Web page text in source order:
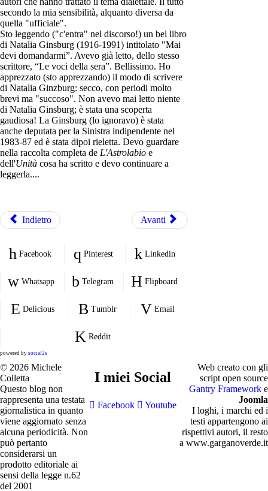
secondo la mia sensibilità, alquanto diversa da
quella "ufficiale".
Sto leggendo ("c'entra" nel discorso!) un bel libro
di Natalia Ginsburg (1916-1991) intitolato "Mai
devi domandarmi”. Avevo già letto, dello stesso
scrittore, “Le voci della sera”. Bellissimo. Ho
apprezzato (sto apprezzando) il modo di scrivere
di Natalia Ginzburg: secco, con periodi molto
brevi ma "succoso". Non avevo mai letto niente
di Natalia Ginsburg; è stata una scoperta
gaudiosa! La Ginsburg (lo ignoravo) è stata
anche deputata per la Sinistra indipendente nel
1983-87 ed è stata dipoi rieletta. Devo guardare
nella raccolta completa de L'Astrolabio e
dell'Unità cosa ha scritto e devo continuare a
leggerla....
Indietro Avanti
Facebook Pinterest Linkedin
Whatsapp Telegram Flipboard
Delicious Tumblr Email
Reddit
powered by social2s
© 2026 Michele
Colletta
Questo blog non
rappresenta una testata
giornalistica in quanto
viene aggiornato senza
alcuna periodicità. Non
può pertanto
considerarsi un
prodotto editoriale ai
sensi della legge n.62
del 2001
I miei Social
Facebook Youtube
Web creato con gli
script open source
Gantry Frameworke
Joomla
I loghi, i marchi ed i
testi appartengono ai
rispettivi autori, il resto
a www.garganoverde.it